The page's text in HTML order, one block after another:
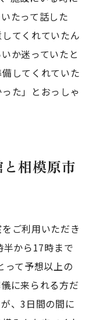
たって話した
てくれていたん
か迷っていたと
してくれていた
た」とおっしゃ
相模原市
ご利用いただき
半から17時まで
って予想以上の
に来られる方だ
、3日間の間に